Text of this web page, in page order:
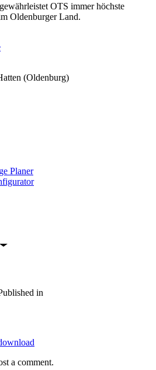
OTS immer höchste
Oldenburger Land.
(Oldenburg)
Planer
in
a comment.